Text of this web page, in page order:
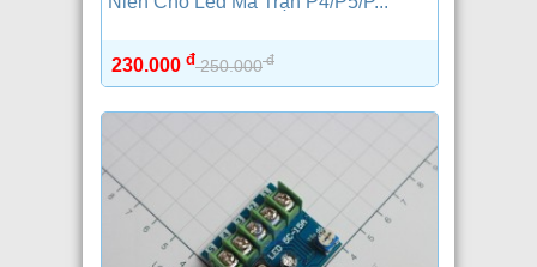
230.000 đ250.000đ